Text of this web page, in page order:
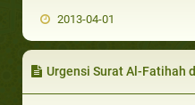
2013-04-01
Urgensi Surat Al-Fatihah